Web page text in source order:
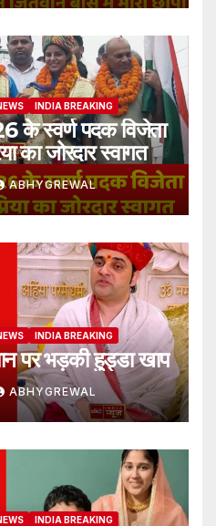
INDIA BREAKING
के स्वर्ण पदक विजेता
का जोरदार स्वागत
ABHYGREWAL
INDIA BREAKING
पर भड़की हुड्डा खाप
ABHYGREWAL
INDIA BREAKING